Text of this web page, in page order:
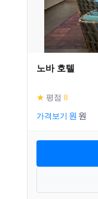
노바 호텔
★ 평점 8
가격보기